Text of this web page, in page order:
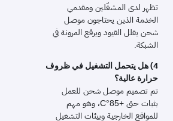
تظهر لدى المشغّلين ومقدمي
الخدمة الذين يحتاجون موصل
شحن يقلل القيود ويرفع المرونة في
الشبكة.
4) هل يتحمل التشغيل في ظروف
حرارة عالية؟
تم تصميم موصل شحن للعمل
بثبات حتى +85°C، وهو مهم
للمواقع الخارجية وبيئات التشغيل